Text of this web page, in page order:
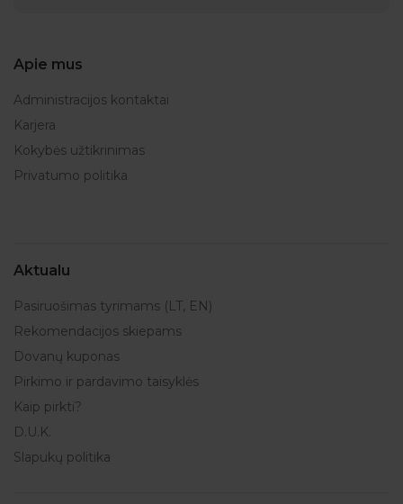
Apie mus
Administracijos kontaktai
Karjera
Kokybės užtikrinimas
Privatumo politika
Aktualu
Pasiruošimas tyrimams (LT, EN)
Rekomendacijos skiepams
Dovanų kuponas
Pirkimo ir pardavimo taisyklės
Kaip pirkti?
D.U.K.
Slapukų politika